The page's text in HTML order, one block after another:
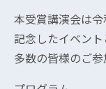
本受賞講演会は
記念したイベント
多数の皆様のご参